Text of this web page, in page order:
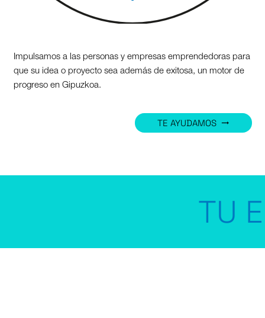
Impulsamos a las personas y empresas emprendedoras para
que su idea o proyecto sea además de exitosa, un motor de
progreso en Gipuzkoa.
TE AYUDAMOS trending_flat
TU